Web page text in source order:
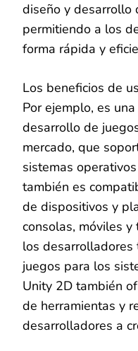
diseño y desarrollo
permitiendo a los
forma rápida y
Los beneficios de
Por ejemplo, es
desarrollo de
mercado, que
sistemas
también es
de dispositivos y
consolas, móviles
los
juegos para los
Unity 2D también
de herramientas y
desarrolladores a